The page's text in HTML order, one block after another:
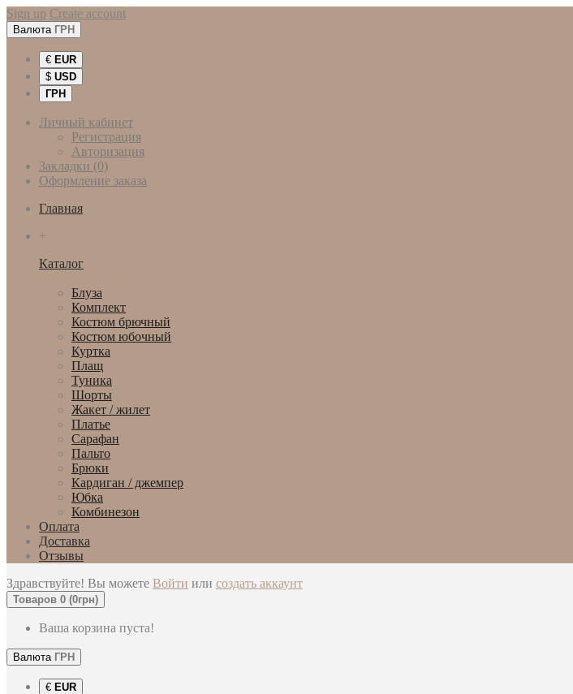
Sign up Create account
Валюта ГРН
€ EUR
$ USD
ГРН
Личный кабинет
Регистрация
Авторизация
Закладки (0)
Оформление заказа
Главная
+
Каталог
Блуза
Комплект
Костюм брючный
Костюм юбочный
Куртка
Плащ
Туника
Шорты
Жакет / жилет
Платье
Сарафан
Пальто
Брюки
Кардиган / джемпер
Юбка
Комбинезон
Оплата
Доставка
Отзывы
Здравствуйте! Вы можете Войти или создать аккаунт
Товаров 0 (0грн)
Ваша корзина пуста!
Валюта ГРН
€ EUR